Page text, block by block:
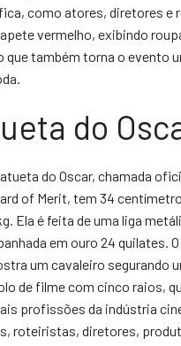
como atores, diretores e
vermelho, exibindo
que também torna o evento
do
do Oscar, chamada
of Merit, tem 34
Ela é feita de uma liga
em ouro 24 quilates.
um cavaleiro segurando
de filme com cinco raios,
profissões da indústria
roteiristas, diretores,